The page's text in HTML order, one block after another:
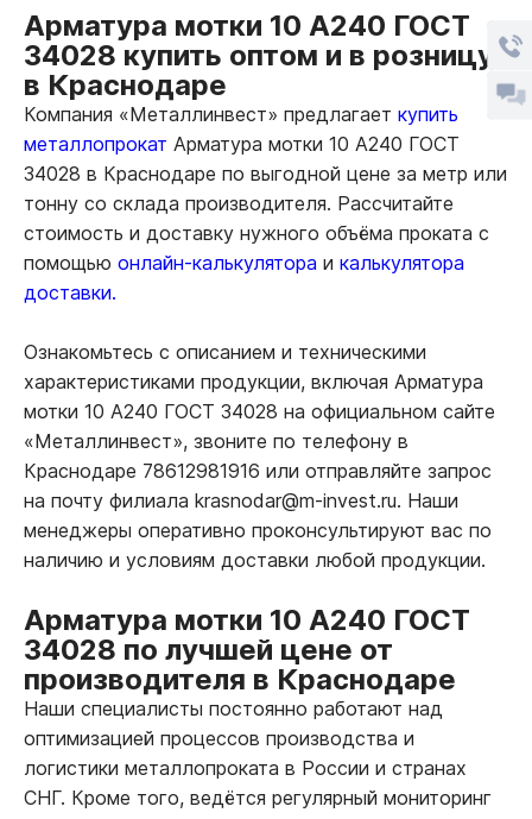
Арматура мотки 10 А240 ГОСТ
34028 купить оптом и в розницу
в Краснодаре
Компания «Металлинвест» предлагает купить
металлопрокат Арматура мотки 10 А240 ГОСТ
34028 в Краснодаре по выгодной цене за метр или
тонну со склада производителя. Рассчитайте
стоимость и доставку нужного объёма проката с
помощью онлайн-калькулятора и калькулятора
доставки.
Ознакомьтесь с описанием и техническими
характеристиками продукции, включая Арматура
мотки 10 А240 ГОСТ 34028 на официальном сайте
«Металлинвест», звоните по телефону в
Краснодаре 78612981916 или отправляйте запрос
на почту филиала krasnodar@m-invest.ru. Наши
менеджеры оперативно проконсультируют вас по
наличию и условиям доставки любой продукции.
Арматура мотки 10 А240 ГОСТ
34028 по лучшей цене от
производителя в Краснодаре
Наши специалисты постоянно работают над
оптимизацией процессов производства и
логистики металлопроката в России и странах
СНГ. Кроме того, ведётся регулярный мониторинг